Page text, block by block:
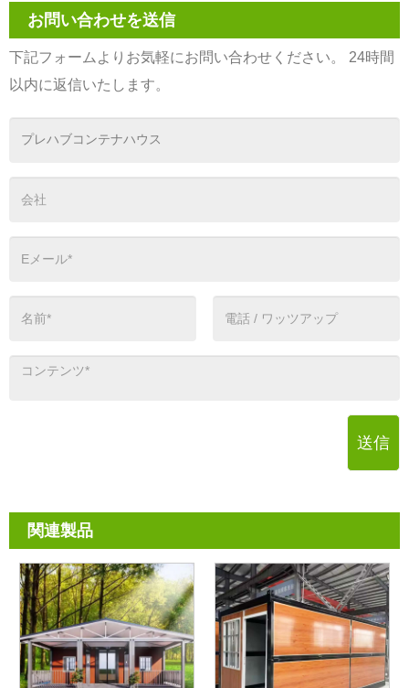
お問い合わせを送信
下記フォームよりお気軽にお問い合わせください。 24時間
以内に返信いたします。
送信
関連製品